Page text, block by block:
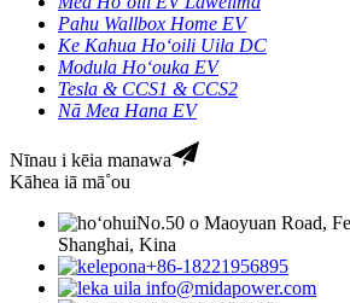
Pahu Wallbox Home EV
Ke Kahua Hoʻoili Uila DC
Modula Hoʻouka EV
Tesla & CCS1 & CCS2
Nā Mea Hana EV
Nīnau i kēia manawa
Kāhea iā mā˚ou
No.50 o Maoyuan Road,
Shanghai, Kina
+86-18221956895
info@midapower.com